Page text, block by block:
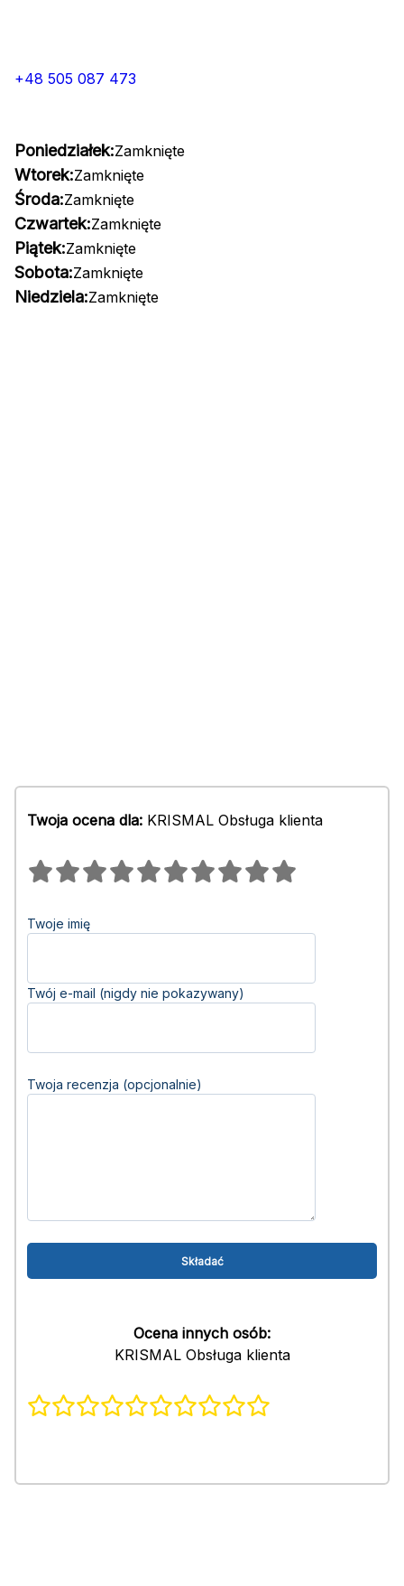
+48 505 087 473
Poniedziałek:Zamknięte
Wtorek:Zamknięte
Środa:Zamknięte
Czwartek:Zamknięte
Piątek:Zamknięte
Sobota:Zamknięte
Niedziela:Zamknięte
Twoja ocena dla: KRISMAL Obsługa klienta
Twoje imię
Twój e-mail (nigdy nie pokazywany)
Twoja recenzja (opcjonalnie)
Ocena innych osób:
KRISMAL Obsługa klienta